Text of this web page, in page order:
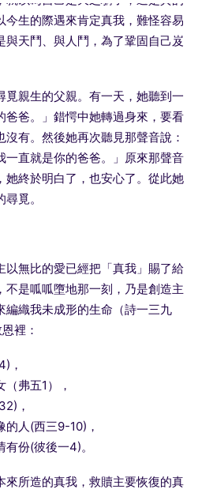
今生的際遇來肯定真我，難怪容易
與天鬥、與人鬥，為了鞏固自己岌
覓親生的父親。有一天，她聽到一
爸爸。」錯愕中她轉過身來，要看
有。然後她再次聽見那聲音說：
一直就是你的爸爸。」原來那聲音
她終於明白了，也安心了。從此她
覓。
以無比的愛已經把「真我」賜了給
不是呱呱墮地那一刻，乃是創造主
編織我未成形的生命（詩一三九
裡：
，
（弗五1 ），
32) ，
的人(西三9-10) ，
有份(彼後一4)。
來所造的真我，救贖主要恢復的真